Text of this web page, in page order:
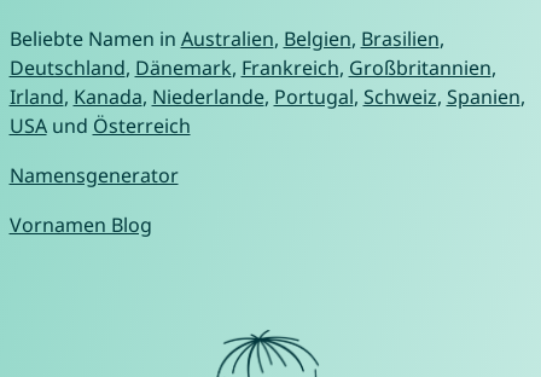
Beliebte Namen in Australien, Belgien, Brasilien,
Deutschland, Dänemark, Frankreich, Großbritannien,
Irland, Kanada, Niederlande, Portugal, Schweiz, Spanien,
USAund Österreich
Namensgenerator
Vornamen Blog